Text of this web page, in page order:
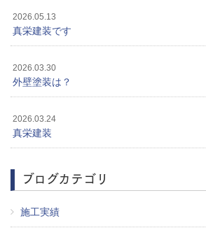
2026.05.13
真栄建装です
2026.03.30
外壁塗装は？
2026.03.24
真栄建装
ブログカテゴリ
施工実績